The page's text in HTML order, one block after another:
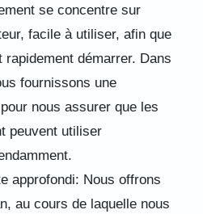
se concentre sur
facile à utiliser, afin que
démarrer. Dans
fournissons une
nous assurer que les
peuvent utiliser
approfondi: Nous offrons
au cours de laquelle nous